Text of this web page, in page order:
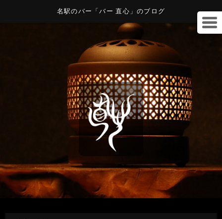
名駅のバー「バー 直心」のブログ